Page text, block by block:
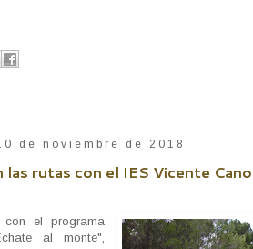
de noviembre de 2018
las rutas con el IES Vicente Cano
con el programa
al monte",